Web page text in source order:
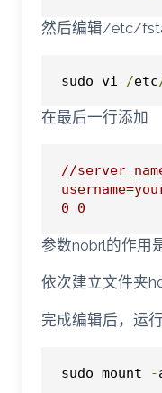
然后编辑/etc/
sudo vi /etc
在最后一行添加
//
0 0
参数nobrl的作用
依次建立文件夹
完成编辑后，运行
sudo mount -